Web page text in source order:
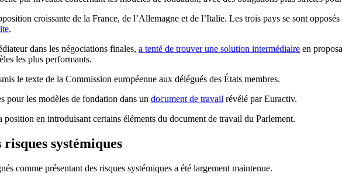
croissante de la France, de l’Allemagne et de l’Italie. Les trois pays se sont
.
dans les négociations finales, a tenté de trouver une solution intermédiaire en
les plus performants.
le texte de la Commission européenne aux délégués des États membres.
pour les modèles de fondation dans un document de travail révélé par Euractiv.
en introduisant certains éléments du document de travail du Parlement.
systémiques
comme présentant des risques systémiques a été largement maintenue.